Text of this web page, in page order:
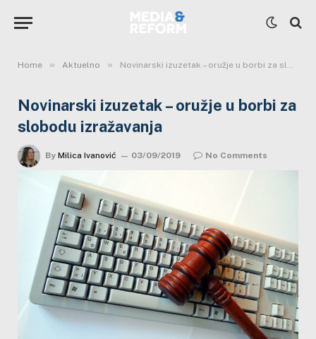
Home » Aktuelno » Novinarski izuzetak – oružje u borbi za slobodu izražavanja
Novinarski izuzetak – oružje u borbi za
slobodu izražavanja
By Milica Ivanović 03/09/2019 No Comments